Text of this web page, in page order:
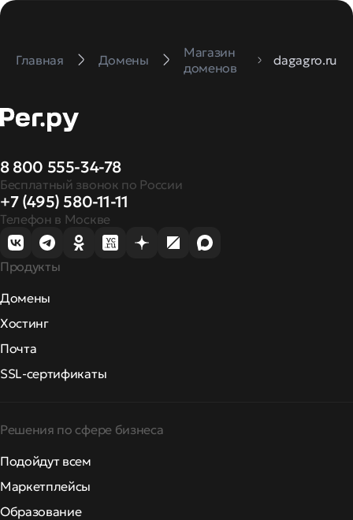
Главная Домены
Магазин
доменов
dagagro.ru
8 800 555-34-78
Бесплатный звонок по России
+7 (495) 580-11-11
Телефон в Москве
Продукты
Домены
Хостинг
Почта
SSL-сертификаты
Решения по сфере бизнеса
Подойдут всем
Маркетплейсы
Образование